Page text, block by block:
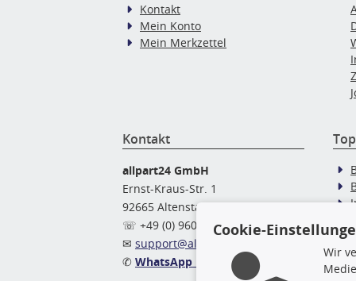
Kontakt
Mein Konto
Mein Merkzettel
Kontakt
allpart24 GmbH
Ernst-Kraus-Str. 1
92665 Altenstadt
☏ +49 (0) 9602 / 9 42 49 46
✉ support@allpart24.de
✆ WhatsApp Nachricht
Cookie-
Wir